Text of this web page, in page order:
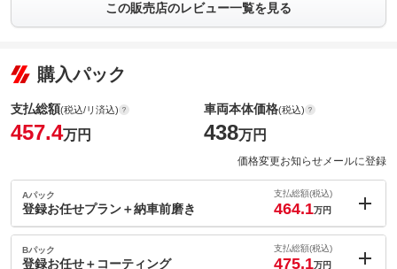
この販売店のレビュー一覧を見る
購入パック
支払総額(税込/リ済込)
457.4万円
車両本体価格(税込)
438万円
価格変更お知らせメールに登録
Aパック
登録お任せプラン＋納車前磨き
支払総額(税込)
464.1万円
内：オプシ
ョン価格
(税込)
Bパック
登録お任せ＋コーティング
支払総額(税込)
475.1万円